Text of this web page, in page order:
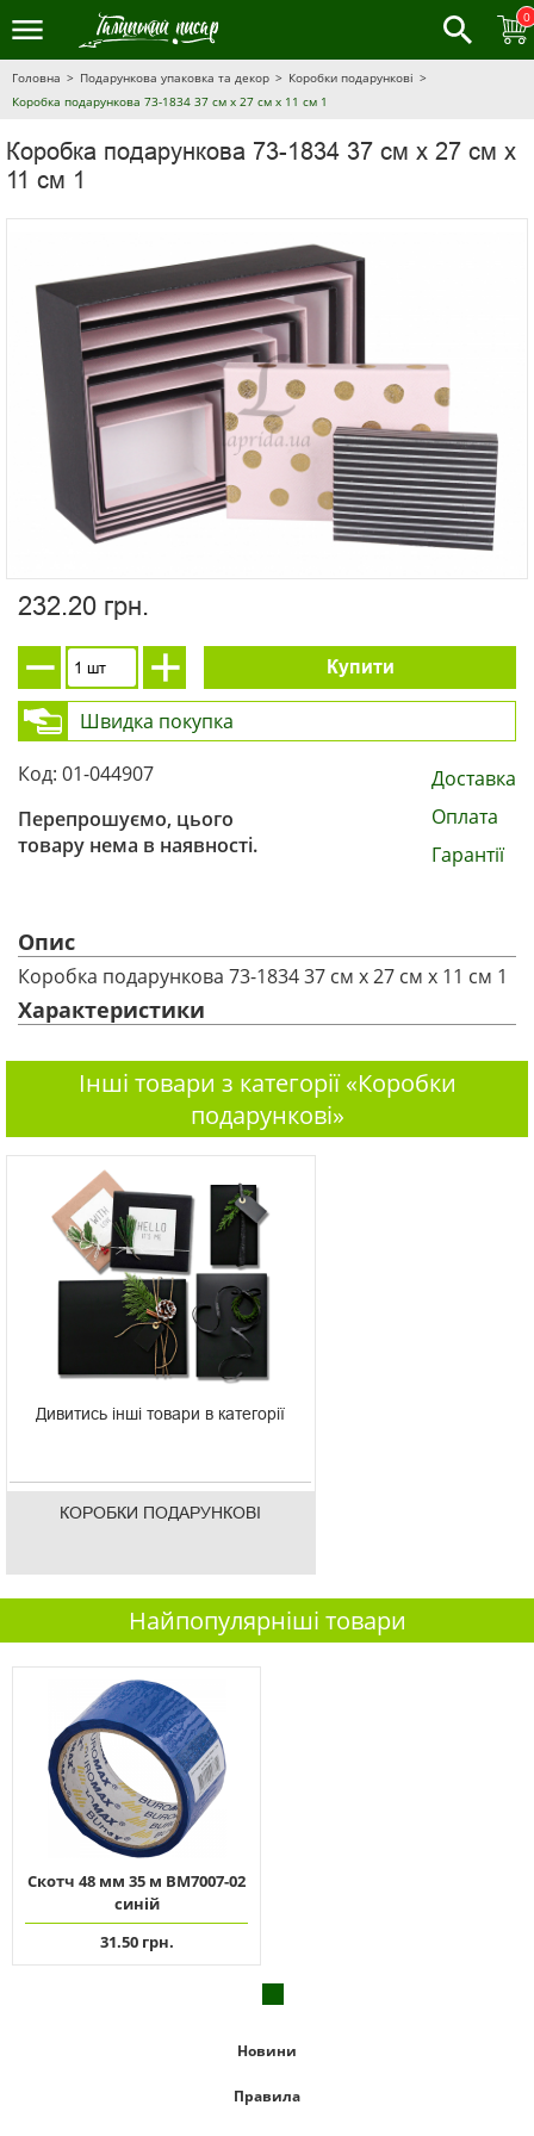
0
Головна Подарункова упаковка та декор
Коробки подарункові
Коробка подарункова 73-1834 37 см х 27 см х 11 см 1
Коробка подарункова 73-1834 37 см х 27 см х
11 см 1
232.20 грн.
Купити
Швидка покупка
Код: 01-044907
Перепрошуємо, цього
товару нема в наявності.
Доставка
Оплата
Гарантії
Опис
Коробка подарункова 73-1834 37 см х 27 см х 11 см 1
Характеристики
Інші товари з категорії «Коробки
подарункові»
Дивитись інші товари в категорії
КОРОБКИ ПОДАРУНКОВІ
Найпопулярніші товари
Скотч 48 мм 35 м ВМ7007-02
синій
31.50 грн.
Новини
Правила